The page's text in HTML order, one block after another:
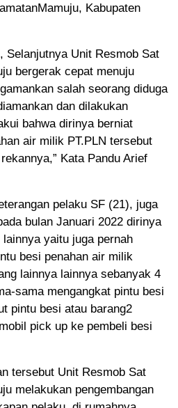
Kabupaten
Selanjutnya Unit Resmob Sat
bergerak cepat menuju
salah seorang diduga
dan dilakukan
bahwa dirinya berniat
air milik PT.PLN tersebut
Kata Pandu Arief
pelaku SF (21), juga
bulan Januari 2022 dirinya
yaitu juga pernah
besi penahan air milik
lainnya lainnya sebanyak 4
sama mengangkat pintu besi
pintu besi atau barang2
pick up ke pembeli besi
tersebut Unit Resmob Sat
melakukan pengembangan